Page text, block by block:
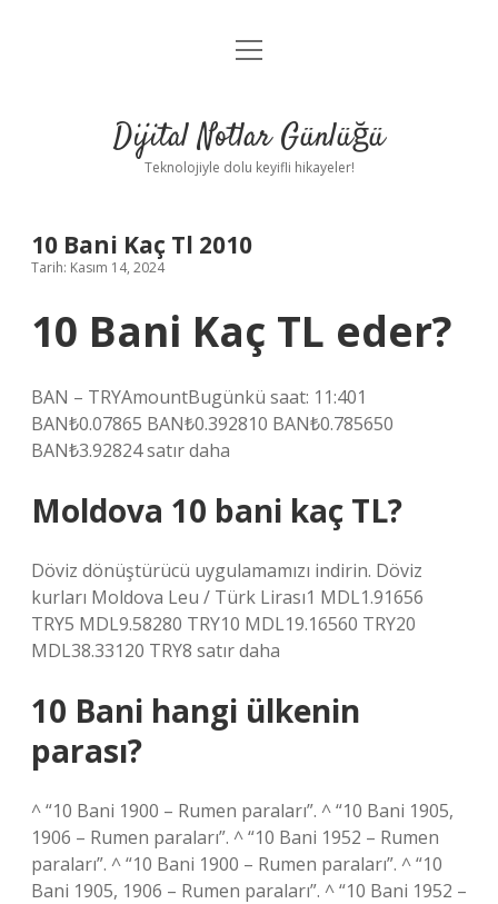
Anasayfa
Yasal Uyarı
menüyü
Dijital Notlar Günlüğü
Teknolojiyle dolu keyifli hikayeler!
10 Bani Kaç Tl 2010
Tarih: Kasım 14, 2024
10 Bani Kaç TL eder?
BAN – TRYAmountBugünkü saat: 11:401
BAN₺0.07865 BAN₺0.392810 BAN₺0.785650
BAN₺3.92824 satır daha
Moldova 10 bani kaç TL?
Döviz dönüştürücü uygulamamızı indirin. Döviz
kurları Moldova Leu / Türk Lirası1 MDL1.91656
TRY5 MDL9.58280 TRY10 MDL19.16560 TRY20
MDL38.33120 TRY8 satır daha
10 Bani hangi ülkenin
parası?
^ “10 Bani 1900 – Rumen paraları”. ^ “10 Bani 1905,
1906 – Rumen paraları”. ^ “10 Bani 1952 – Rumen
paraları”. ^ “10 Bani 1900 – Rumen paraları”. ^ “10
Bani 1905, 1906 – Rumen paraları”. ^ “10 Bani 1952 –